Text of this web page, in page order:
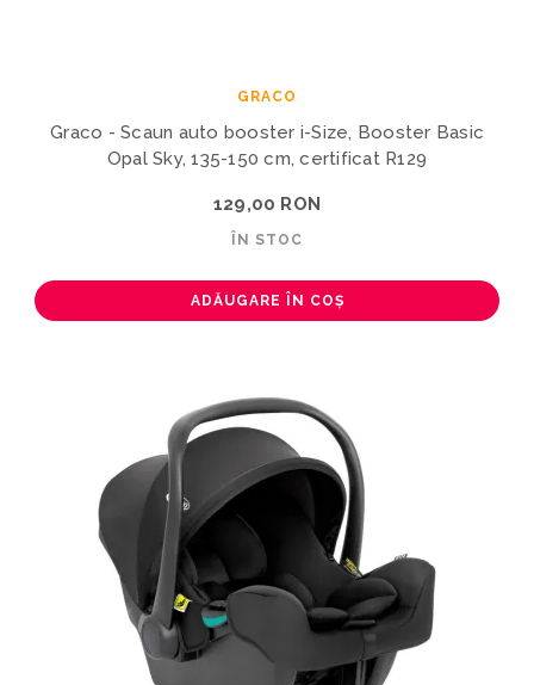
GRACO
Graco - Scaun auto booster i-Size, Booster Basic
Opal Sky, 135-150 cm, certificat R129
129,00 RON
ÎN STOC
ADĂUGARE ÎN COȘ